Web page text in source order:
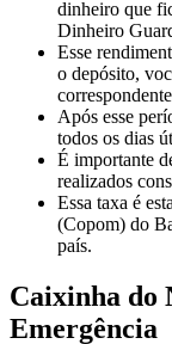
dinheiro que
Dinheiro
Esse
o depósito,
Após esse
todos os dias
É importante
realizados
Essa taxa é
(Copom) do
país.
Caixinha do
Emergência